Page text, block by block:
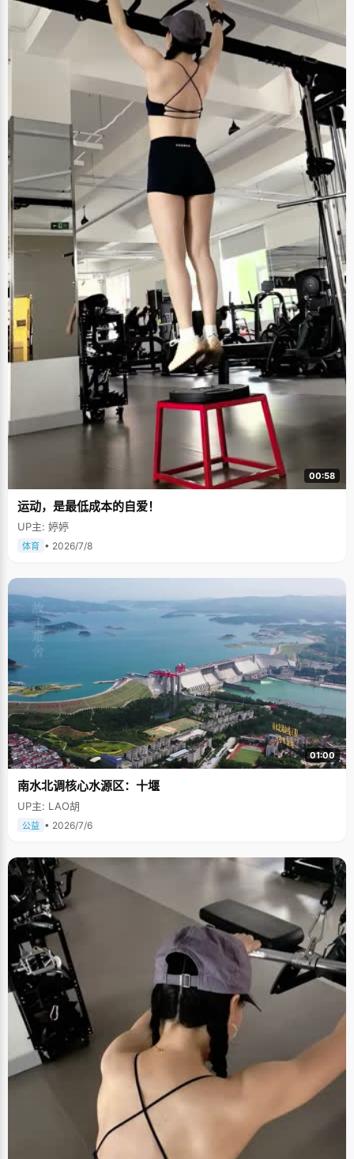
00:58
运动，是最低成本的自爱！
UP主: 婷婷
体育 • 2026/7/8
01:00
南水北调核心水源区：十堰
UP主: LAO胡
公益 • 2026/7/6